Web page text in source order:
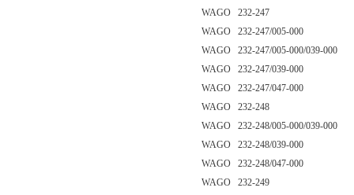
WAGO 232-247
WAGO 232-247/005-000
WAGO 232-247/005-000/039-000
WAGO 232-247/039-000
WAGO 232-247/047-000
WAGO 232-248
WAGO 232-248/005-000/039-000
WAGO 232-248/039-000
WAGO 232-248/047-000
WAGO 232-249